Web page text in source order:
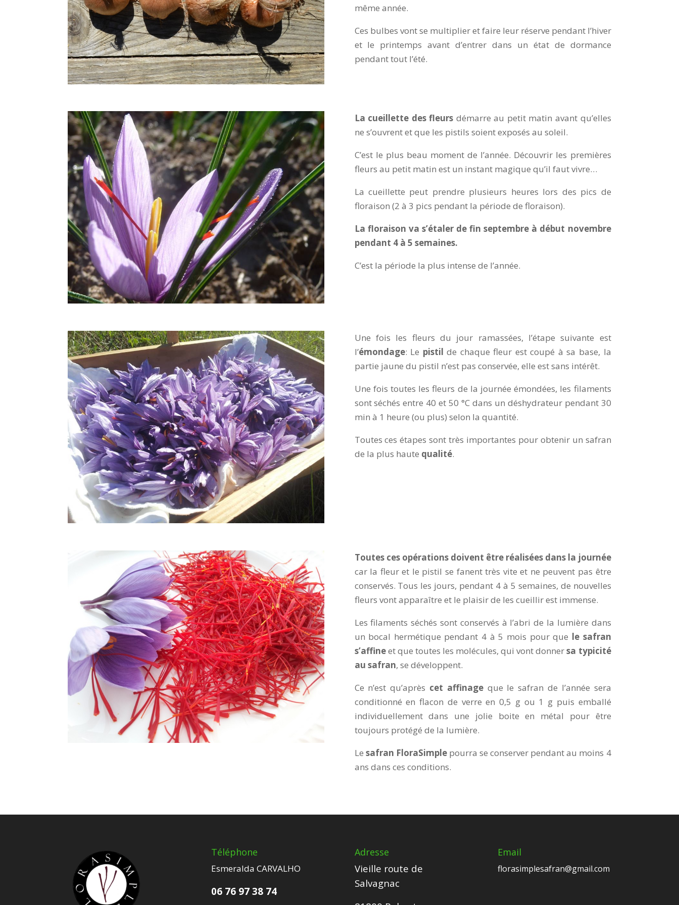
même année.
Ces bulbes vont se multiplier et faire leur réserve pendant l’hiver
et le printemps avant d’entrer dans un état de dormance
pendant tout l’été.
La cueillette des fleurs démarre au petit matin avant qu’elles
ne s’ouvrent et que les pistils soient exposés au soleil.
C’est le plus beau moment de l’année. Découvrir les premières
fleurs au petit matin est un instant magique qu’il faut vivre…
La cueillette peut prendre plusieurs heures lors des pics de
floraison (2 à 3 pics pendant la période de floraison).
La floraison va s’étaler de fin septembre à début novembre
pendant 4 à 5 semaines.
C’est la période la plus intense de l’année.
Une fois les fleurs du jour ramassées, l’étape suivante est
l’émondage: Le pistil de chaque fleur est coupé à sa base, la
partie jaune du pistil n’est pas conservée, elle est sans intérêt.
Une fois toutes les fleurs de la journée émondées, les filaments
sont séchés entre 40 et 50 °C dans un déshydrateur pendant 30
min à 1 heure (ou plus) selon la quantité.
Toutes ces étapes sont très importantes pour obtenir un safran
de la plus haute qualité.
Toutes ces opérations doivent être réalisées dans la journée
car la fleur et le pistil se fanent très vite et ne peuvent pas être
conservés. Tous les jours, pendant 4 à 5 semaines, de nouvelles
fleurs vont apparaître et le plaisir de les cueillir est immense.
Les filaments séchés sont conservés à l’abri de la lumière dans
un bocal hermétique pendant 4 à 5 mois pour que le safran
s’affineet que toutes les molécules, qui vont donnersa typicité
au safran, se développent.
Ce n’est qu’après cet affinageque le safran de l’année sera
conditionné en flacon de verre en 0,5 g ou 1 g puis emballé
individuellement dans une jolie boite en métal pour être
toujours protégé de la lumière.
Le safran FloraSimplepourra se conserver pendant au moins 4
ans dans ces conditions.
Téléphone
Esmeralda CARVALHO
06 76 97 38 74
Adresse
Vieille route de
Salvagnac
Email
florasimplesafran@gmail.com